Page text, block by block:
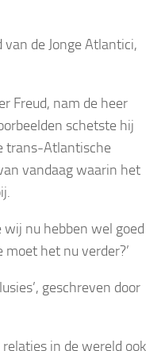
de Jonge Atlantici,
Freud, nam de heer
schetste hij
trans-Atlantische
vandaag waarin het
nu hebben wel goed
het nu verder?’
geschreven door
in de wereld ook